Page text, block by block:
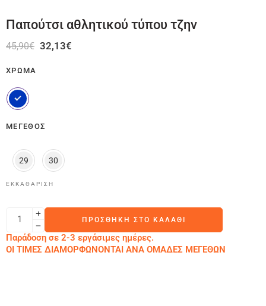
Παπούτσι αθλητικού τύπου τζην
45,90€ 32,13€
ΧΡΏΜΑ
ΜΈΓΕΘΟΣ
29 30
ΕΚΚΑΘΆΡΙΣΗ
ΠΡΟΣΘΉΚΗ ΣΤΟ ΚΑΛΆΘΙ
Παράδοση σε 2-3 εργάσιμες ημέρες.
ΟΙ ΤΙΜΕΣ ΔΙΑΜΟΡΦΩΝΟΝΤΑΙ ΑΝΑ ΟΜΑΔΕΣ ΜΕΓΕΘΩΝ